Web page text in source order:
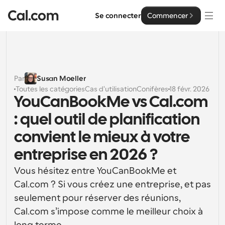
Se connecter Commencer
Solutions
Par taille d'équipe
Pour les particuliers
Planification personnelle simplifiée
Planification collaborative pour les groupes
Pour les organisations
Planification pour les grandes équipes, avec plus de
contrôle et de sécurité
Pour les entreprises
Entreprise
Développeur
Documentation des développeurs
Documentation pour la plateforme Cal.com
API
Ressources
Police : Cal Sans UI et texte
Notre propre police de caractères variable pour la
Cal.ai
Tarification
Par
Susan Moeller
Toutes les catégoriesCas d'utilisationConifères 18 févr. 2026
YouCanBookMe vs Cal.com
: quel outil de planification
convient le mieux à votre
entreprise en 2026 ?
Vous hésitez entre YouCanBookMe et
Cal.com ? Si vous créez une entreprise, et pas
seulement pour réserver des réunions,
Cal.com s’impose comme le meilleur choix à